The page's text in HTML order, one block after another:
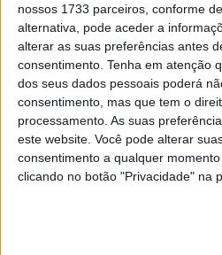
nossos 1733 parceiros, conforme
alternativa, pode aceder a
alterar as suas preferências antes
consentimento. Tenha em atenção
dos seus dados pessoais poderá
consentimento, mas que tem o
processamento. As suas
este website. Você pode alterar
consentimento a qualquer
clicando no botão "Privacidade" na